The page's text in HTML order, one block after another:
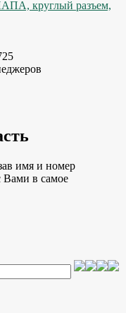
имя и номер
Вами в самое